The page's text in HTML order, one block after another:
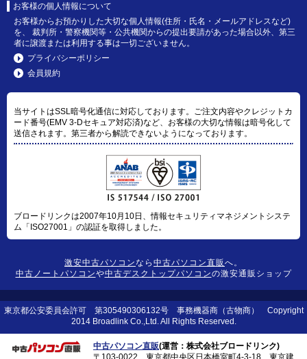
お客様の個人情報について
お客様からお預かりした大切な個人情報(住所・氏名・メールアドレスなど)
を、 裁判所・警察機関等・公共機関からの提出要請があった場合以外、第三
者に譲渡または利用する事は一切ございません。
プライバシーポリシー
会員規約
当サイトはSSL暗号化通信に対応しております。ご注文内容やクレジットカ
ード番号(EMV 3-Dセキュア対応済)など、お客様の大切な情報は暗号化して
送信されます。第三者から解読できないようになっております。
ブロードリンクは2007年10月10日、情報セキュリティマネジメントシステ
ム「ISO27001」の認証を取得しました。
激安中古パソコンなら 中古パソコン直販へ。
中古ノートパソコンや中古デスクトップパソコンの激安通販ショップ
東京都公安委員会許可 第305490306132号 事務機器商（古物商） Copyright
2014 Broadlink Co.,Ltd. All Rights Reserved.
中古パソコン直販(運営：株式会社ブロードリンク)
〒103-0022 東京都中央区日本橋室町4-3-18 東京建